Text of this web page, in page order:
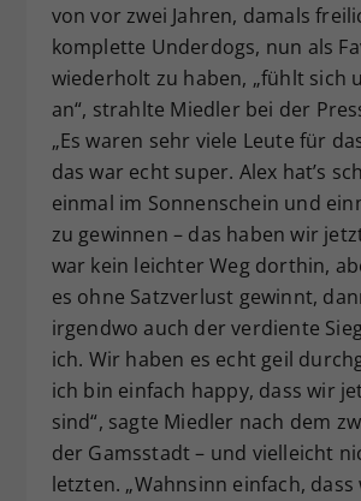
von vor zwei Jahren, damals
komplette Underdogs, nun als
wiederholt zu haben, „fühlt sich
an“, strahlte Miedler bei der
„Es waren sehr viele Leute für
das war echt super. Alex hat’s
einmal im Sonnenschein und
zu gewinnen – das haben wir
war kein leichter Weg dorthin,
es ohne Satzverlust gewinnt,
irgendwo auch der verdiente
ich. Wir haben es echt geil
ich bin einfach happy, dass wir
sind“, sagte Miedler nach dem
der Gamsstadt – und vielleicht
letzten. „Wahnsinn einfach, dass